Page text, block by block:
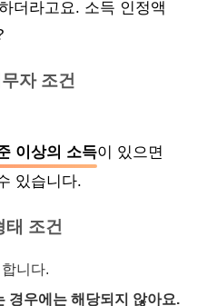
더라고요. 소득 인정액
자 조건
이상의 소득이 있으면
있습니다.
태 조건
니다.
경우에는 해당되지 않아요.